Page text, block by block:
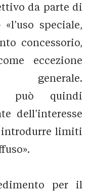
da parte di
speciale,
concessorio,
eccezione
può quindi
dell’interesse
limiti
per il